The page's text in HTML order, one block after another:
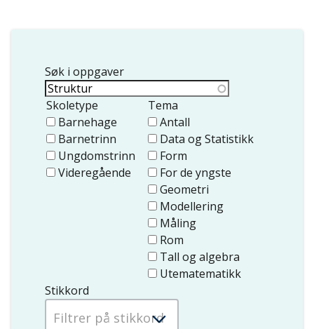
Søk i oppgaver
Skoletype
Barnehage
Barnetrinn
Ungdomstrinn
Videregående
Tema
Antall
Data og Statistikk
Form
For de yngste
Geometri
Modellering
Måling
Rom
Tall og algebra
Utematematikk
Stikkord